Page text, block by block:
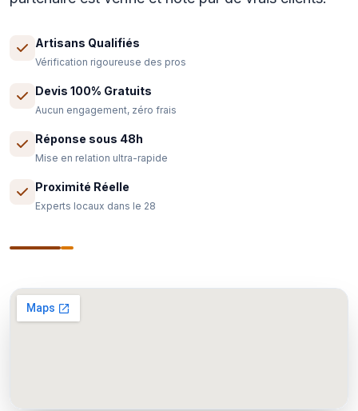
Artisans Qualifiés
Vérification rigoureuse des pros
Devis 100% Gratuits
Aucun engagement, zéro frais
Réponse sous 48h
Mise en relation ultra-rapide
Proximité Réelle
Experts locaux dans le 28